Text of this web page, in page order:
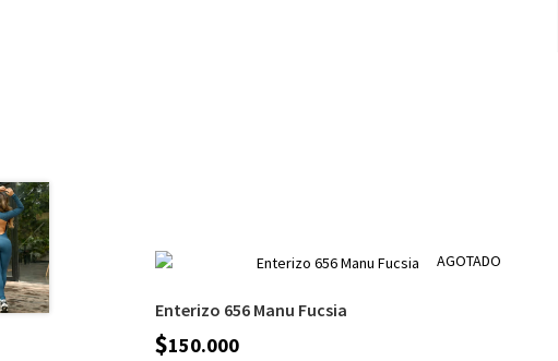
AGOTADO
Enterizo 656 Manu Fucsia
$150.000